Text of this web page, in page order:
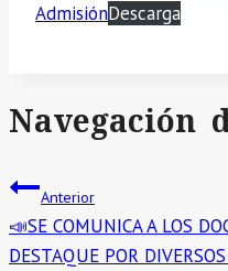
AdmisiónDescarga
Navegación
Anterior
📣SE COMUNICA A LOS
DESTAQUE POR